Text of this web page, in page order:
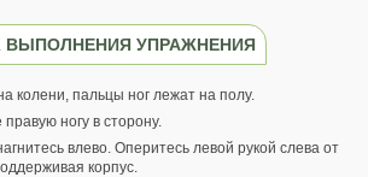
ВЫПОЛНЕНИЯ УПРАЖНЕНИЯ
колени, пальцы ног лежат на полу.
правую ногу в сторону.
влево. Оперитесь левой рукой слева от
корпус.